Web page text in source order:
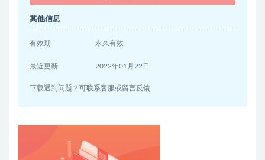
其他信息
有效期 永久有效
最近更新 2022年01月22日
下载遇到问题？可联系客服或留言反馈